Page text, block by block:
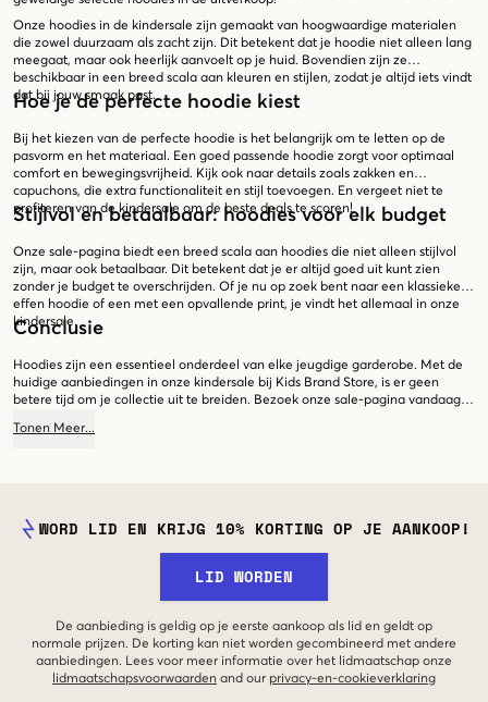
Onze hoodies in de kindersale zijn gemaakt van hoogwaardige materialen
die zowel duurzaam als zacht zijn. Dit betekent dat je hoodie niet alleen lang
meegaat, maar ook heerlijk aanvoelt op je huid. Bovendien zijn ze
beschikbaar in een breed scala aan kleuren en stijlen, zodat je altijd iets vindt
dat bij jouw smaak past.
Hoe je de perfecte hoodie kiest
Bij het kiezen van de perfecte hoodie is het belangrijk om te letten op de
pasvorm en het materiaal. Een goed passende hoodie zorgt voor optimaal
comfort en bewegingsvrijheid. Kijk ook naar details zoals zakken en
capuchons, die extra functionaliteit en stijl toevoegen. En vergeet niet te
profiteren van de kindersale om de beste deals te scoren!
Stijlvol en betaalbaar: hoodies voor elk budget
Onze sale-pagina biedt een breed scala aan hoodies die niet alleen stijlvol
zijn, maar ook betaalbaar. Dit betekent dat je er altijd goed uit kunt zien
zonder je budget te overschrijden. Of je nu op zoek bent naar een klassieke
effen hoodie of een met een opvallende print, je vindt het allemaal in onze
kindersale.
Conclusie
Hoodies zijn een essentieel onderdeel van elke jeugdige garderobe. Met de
huidige aanbiedingen in onze kindersale bij Kids Brand Store, is er geen
betere tijd om je collectie uit te breiden. Bezoek onze sale-pagina vandaag
Tonen Meer...
WORD LID EN KRIJG 10% KORTING OP JE AANKOOP!
LID WORDEN
De aanbieding is geldig op je eerste aankoop als lid en geldt op
normale prijzen. De korting kan niet worden gecombineerd met andere
aanbiedingen. Lees voor meer informatie over het lidmaatschap onze
lidmaatschapsvoorwaarden and our privacy-en-cookieverklaring